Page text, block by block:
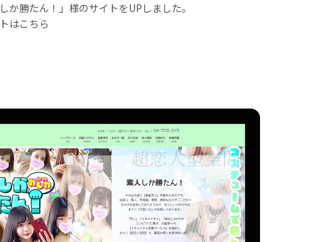
か勝たん！」様のサイトをUPしました。
はこちら